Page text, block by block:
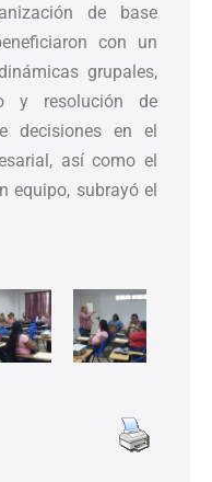
de base
con un
grupales,
y resolución de
decisiones en el
así como el
equipo, subrayó el